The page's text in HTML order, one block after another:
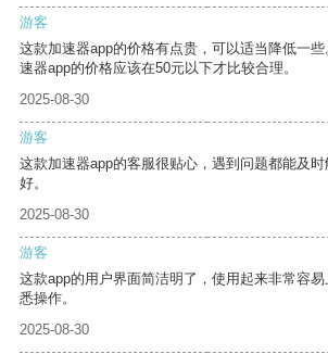
游客
这款加速器app的价格有点贵，可以适当降低一
速器app的价格应该在50元以下才比较合理。
2025-08-30
游客
这款加速器app的客服很贴心，遇到问题都能及
好。
2025-08-30
游客
这款app的用户界面简洁明了，使用起来非常容
悉操作。
2025-08-30